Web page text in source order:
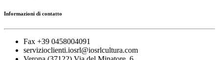
Informazioni di contatto
Fax +39 0458004091
servizioclienti.iosrl@iosrlcultura.com